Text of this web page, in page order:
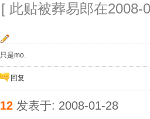
[ 此贴被葬易郎在2008-
只是mo.
回复
12 发表于: 2008-01-28